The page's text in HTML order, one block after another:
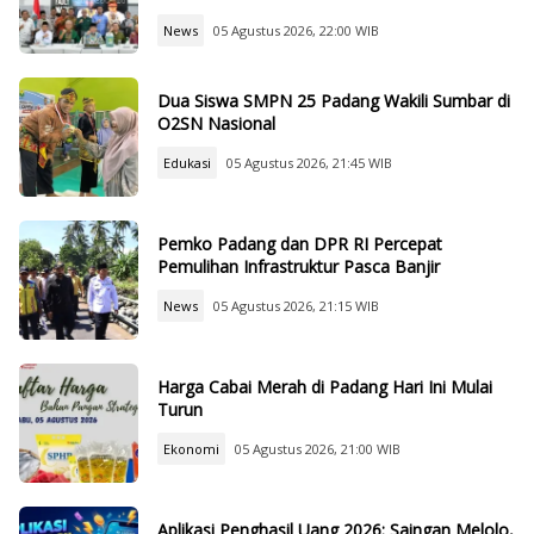
News 05 Agustus 2026, 22:00 WIB
Dua Siswa SMPN 25 Padang Wakili Sumbar di
O2SN Nasional
Edukasi 05 Agustus 2026, 21:45 WIB
Pemko Padang dan DPR RI Percepat
Pemulihan Infrastruktur Pasca Banjir
News 05 Agustus 2026, 21:15 WIB
Harga Cabai Merah di Padang Hari Ini Mulai
Turun
Ekonomi 05 Agustus 2026, 21:00 WIB
Aplikasi Penghasil Uang 2026: Saingan Melolo,